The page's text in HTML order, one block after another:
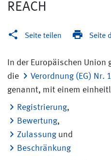
REACH
Seite teilen Seite
In der Europäischen Union
die Verordnung (EG) Nr.
genannt, mit einem
Registrierung,
Bewertung,
Zulassung und
Beschränkung